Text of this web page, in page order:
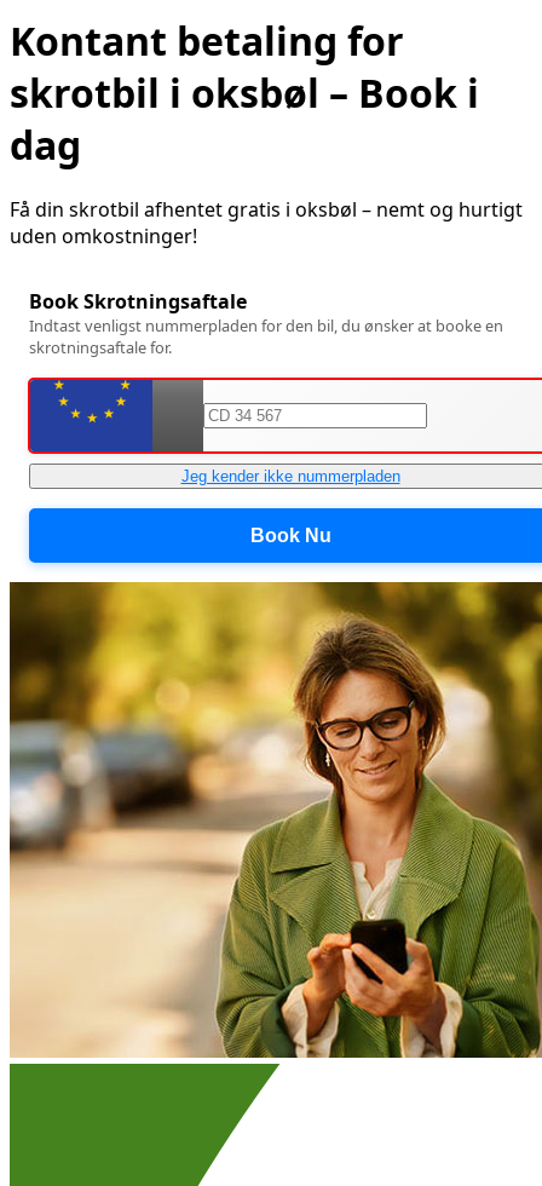
Kontant betaling for
skrotbil i oksbøl – Book i
dag
Få din skrotbil afhentet gratis i oksbøl – nemt og hurtigt
uden omkostninger!
Book Skrotningsaftale
Indtast venligst nummerpladen for den bil, du ønsker at booke en
skrotningsaftale for.
Jeg kender ikke nummerpladen
Book Nu